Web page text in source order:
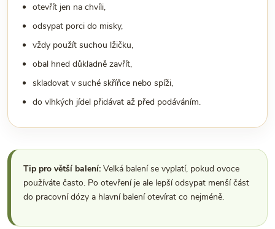
otevřít jen na chvíli,
odsypat porci do misky,
vždy použít suchou lžičku,
obal hned důkladně zavřít,
skladovat v suché skříňce nebo spíži,
do vlhkých jídel přidávat až před podáváním.
Tip pro větší balení: Velká balení se vyplatí, pokud ovoce
používáte často. Po otevření je ale lepší odsypat menší část
do pracovní dózy a hlavní balení otevírat co nejméně.